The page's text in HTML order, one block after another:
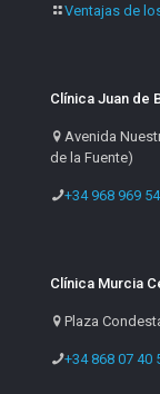
Ventajas de
Clínica Juan de
Avenida
de la Fuente)
+34 968 969
Clínica Murcia
Plaza
+34 868 07 40